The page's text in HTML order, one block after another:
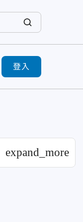
登入
expand_more